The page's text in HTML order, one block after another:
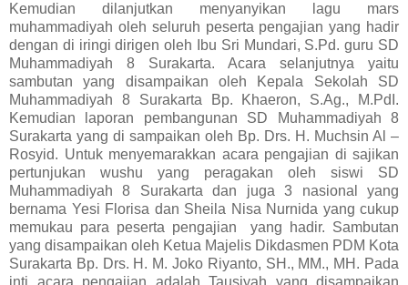
Kemudian dilanjutkan menyanyikan lagu mars
muhammadiyah oleh seluruh peserta pengajian yang hadir
dengan di iringi dirigen oleh Ibu Sri Mundari, S.Pd. guru SD
Muhammadiyah 8 Surakarta. Acara selanjutnya yaitu
sambutan yang disampaikan oleh Kepala Sekolah SD
Muhammadiyah 8 Surakarta Bp. Khaeron, S.Ag., M.PdI.
Kemudian laporan pembangunan SD Muhammadiyah 8
Surakarta yang di sampaikan oleh Bp. Drs. H. Muchsin Al –
Rosyid. Untuk menyemarakkan acara pengajian di sajikan
pertunjukan wushu yang peragakan oleh siswi SD
Muhammadiyah 8 Surakarta dan juga 3 nasional yang
bernama Yesi Florisa dan Sheila Nisa Nurnida yang cukup
memukau para peserta pengajian
yang hadir. Sambutan
yang disampaikan oleh Ketua Majelis Dikdasmen PDM Kota
Surakarta Bp. Drs. H. M. Joko Riyanto, SH., MM., MH. Pada